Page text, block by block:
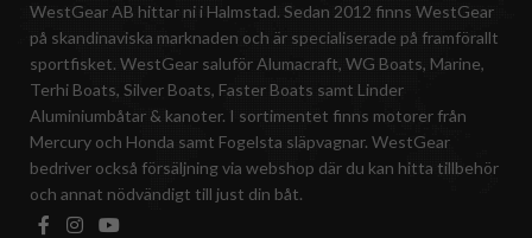
WestGear AB hittar ni i Halmstad. Sedan 2012 finns WestGear
på skandinaviska marknaden och är specialiserade på framförallt
sportfisket. WestGear saluför Alumacraft, WG Boats, Marine,
Terhi Boats, Silver Boats, Faster Boats samt Linder
Aluminiumbåtar & kanoter. I sortimentet finns motorer från
Mercury och Honda samt Fogelsta släpvagnar. WestGear
bedriver också försäljning via webshop där du kan hitta tillbehör
och annat nödvändigt till just din båt.